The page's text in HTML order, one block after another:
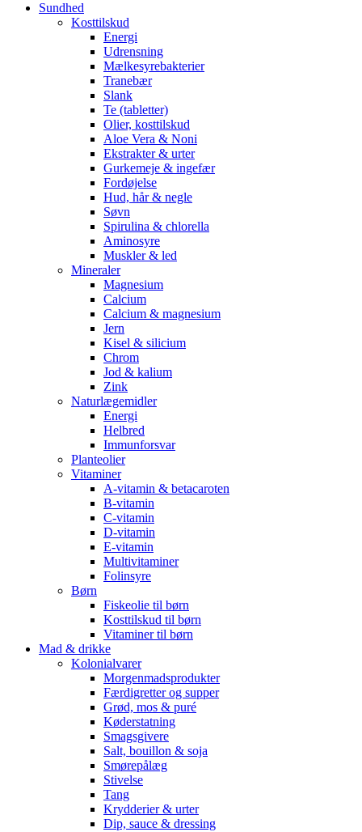
Sundhed
Kosttilskud
Energi
Udrensning
Mælkesyrebakterier
Tranebær
Slank
Te (tabletter)
Olier, kosttilskud
Aloe Vera & Noni
Ekstrakter & urter
Gurkemeje & ingefær
Fordøjelse
Hud, hår & negle
Søvn
Spirulina & chlorella
Aminosyre
Muskler & led
Mineraler
Magnesium
Calcium
Calcium & magnesium
Jern
Kisel & silicium
Chrom
Jod & kalium
Zink
Naturlægemidler
Energi
Helbred
Immunforsvar
Planteolier
Vitaminer
A-vitamin & betacaroten
B-vitamin
C-vitamin
D-vitamin
E-vitamin
Multivitaminer
Folinsyre
Børn
Fiskeolie til børn
Kosttilskud til børn
Vitaminer til børn
Mad & drikke
Kolonialvarer
Morgenmadsprodukter
Færdigretter og supper
Grød, mos & puré
Køderstatning
Smagsgivere
Salt, bouillon & soja
Smørepålæg
Stivelse
Tang
Krydderier & urter
Dip, sauce & dressing